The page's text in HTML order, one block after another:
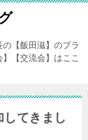
【飯田滋】のプラ
【交流会】はここ
してきまし